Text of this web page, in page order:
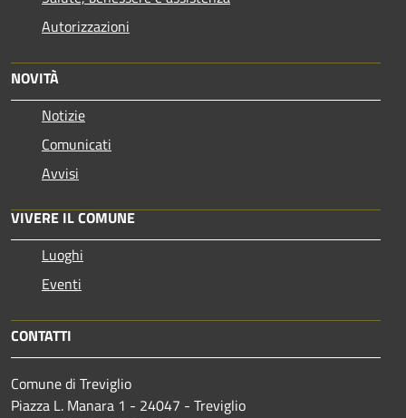
Autorizzazioni
NOVITÀ
Notizie
Comunicati
Avvisi
VIVERE IL COMUNE
Luoghi
Eventi
CONTATTI
Comune di Treviglio
Piazza L. Manara 1 - 24047 - Treviglio